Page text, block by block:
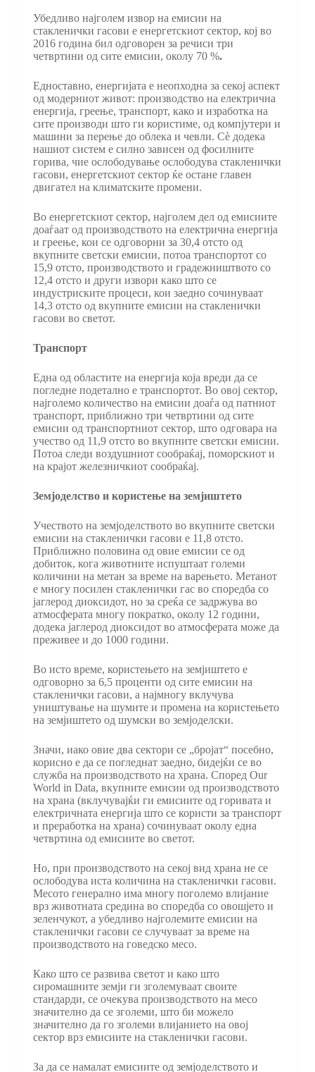
Убедливо најголем извор на емисии на
стакленички гасови е енергетскиот сектор, кој во
2016 година бил одговорен за речиси три
четвртини од сите емисии, околу 70 %.
Едноставно, енергијата е неопходна за секој аспект
од модерниот живот: производство на електрична
енергија, греење, транспорт, како и изработка на
сите производи што ги користиме, од компјутери и
машини за перење до облека и чевли. Сè додека
нашиот систем е силно зависен од фосилните
горива, чие ослободување ослободува стакленички
гасови, енергетскиот сектор ќе остане главен
двигател на климатските промени.
Во енергетскиот сектор, најголем дел од емисиите
доаѓаат од производството на електрична енергија
и греење, кои се одговорни за 30,4 отсто од
вкупните светски емисии, потоа транспортот со
15,9 отсто, производството и градежништвото со
12,4 отсто и други извори како што се
индустриските процеси, кои заедно сочинуваат
14,3 отсто од вкупните емисии на стакленички
гасови во светот.
Транспорт
Една од областите на енергија која вреди да се
погледне подетално е транспортот. Во овој сектор,
најголемо количество на емисии доаѓа од патниот
транспорт, приближно три четвртини од сите
емисии од транспортниот сектор, што одговара на
учество од 11,9 отсто во вкупните светски емисии.
Потоа следи воздушниот сообраќај, поморскиот и
на крајот железничкиот сообраќај.
Земјоделство и користење на земјиштето
Учеството на земјоделството во вкупните светски
емисии на стакленички гасови е 11,8 отсто.
Приближно половина од овие емисии се од
добиток, кога животните испуштаат големи
количини на метан за време на варењето. Метанот
е многу посилен стакленички гас во споредба со
јаглерод диоксидот, но за среќа се задржува во
атмосферата многу пократко, околу 12 години,
додека јаглерод диоксидот во атмосферата може да
преживее и до 1000 години.
Во исто време, користењето на земјиштето е
одговорно за 6,5 проценти од сите емисии на
стакленички гасови, а најмногу вклучува
уништување на шумите и промена на користењето
на земјиштето од шумски во земјоделски.
Значи, иако овие два сектори се „бројат“ посебно,
корисно е да се погледнат заедно, бидејќи се во
служба на производството на храна. Според Our
World in Data, вкупните емисии од производството
на храна (вклучувајќи ги емисиите од горивата и
електричната енергија што се користи за транспорт
и преработка на храна) сочинуваат околу една
четвртина од емисиите во светот.
Но, при производството на секој вид храна не се
ослободува иста количина на стакленички гасови.
Месото генерално има многу поголемо влијание
врз животната средина во споредба со овошјето и
зеленчукот, а убедливо најголемите емисии на
стакленички гасови се случуваат за време на
производството на говедско месо.
Како што се развива светот и како што
сиромашните земји ги зголемуваат своите
стандарди, се очекува производството на месо
значително да се зголеми, што би можело
значително да го зголеми влијанието на овој
сектор врз емисиите на стакленички гасови.
За да се намалат емисиите од земјоделството и